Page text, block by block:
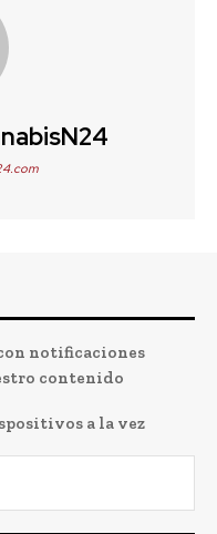
notificaciones
contenido
a la vez